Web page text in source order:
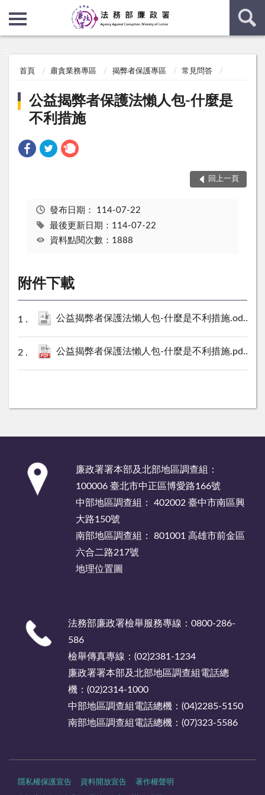
首頁 肅貪業務專區 揭弊者保護專區 常見問答
公益揭弊者保護法懶人包-什麼是
不利措施
回上一頁
發布日期： 114-07-22
最後更新日期：114-07-22
資料點閱次數：1888
附件下載
公益揭弊者保護法懶人包-什麼是不利措施.odp
公益揭弊者保護法懶人包-什麼是不利措施.pdf
廉政署署本部及北部地區調查組：
100006 臺北市中正區博愛路166號
中部地區調查組： 402002 臺中市南區興
大路150號
南部地區調查組： 801001 高雄市前金區
六合二路217號
地理位置圖
法務部廉政署檢舉服務專線：0800-286-
586
檢舉傳真專線：(02)2381-1234
廉政署署本部及北部地區調查組電話總
機：(02)2314-1000
中部地區調查組電話總機：(04)2285-5150
南部地區調查組電話總機：(07)323-5586
隱私權保護宣告 資料開放宣告 著作權聲明